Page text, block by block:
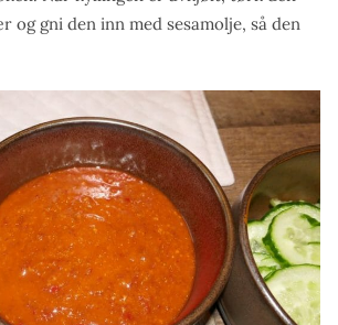
og gni den inn med sesamolje, så den